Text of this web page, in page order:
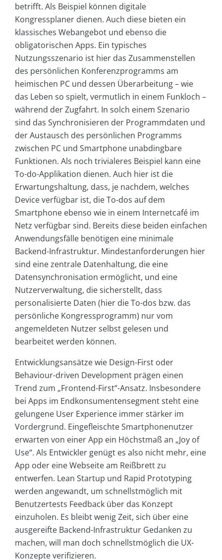
betrifft. Als Beispiel können digitale
Kongressplaner dienen. Auch diese bieten ein
klassisches Webangebot und ebenso die
obligatorischen Apps. Ein typisches
Nutzungsszenario ist hier das Zusammenstellen
des persönlichen Konferenzprogramms am
heimischen PC und dessen Überarbeitung – wie
das Leben so spielt, vermutlich in einem Funkloch –
während der Zugfahrt. In solch einem Szenario
sind das Synchronisieren der Programmdaten und
der Austausch des persönlichen Programms
zwischen PC und Smartphone unabdingbare
Funktionen. Als noch trivialeres Beispiel kann eine
To-do-Applikation dienen. Auch hier ist die
Erwartungshaltung, dass, je nachdem, welches
Device verfügbar ist, die To-dos auf dem
Smartphone ebenso wie in einem Internetcafé im
Netz verfügbar sind. Bereits diese beiden einfachen
Anwendungsfälle benötigen eine minimale
Backend-Infrastruktur. Mindestanforderungen hier
sind eine zentrale Datenhaltung, die eine
Datensynchronisation ermöglicht, und eine
Nutzerverwaltung, die sicherstellt, dass
personalisierte Daten (hier die To-dos bzw. das
persönliche Kongressprogramm) nur vom
angemeldeten Nutzer selbst gelesen und
bearbeitet werden können.
Entwicklungsansätze wie Design-First oder
Behaviour-driven Development prägen einen
Trend zum „Frontend-First“-Ansatz. Insbesondere
bei Apps im Endkonsumentensegment steht eine
gelungene User Experience immer stärker im
Vordergrund. Eingefleischte Smartphonenutzer
erwarten von einer App ein Höchstmaß an „Joy of
Use“. Als Entwickler genügt es also nicht mehr, eine
App oder eine Webseite am Reißbrett zu
entwerfen. Lean Startup und Rapid Prototyping
werden angewandt, um schnellstmöglich mit
Benutzertests Feedback über das Konzept
einzuholen. Es bleibt wenig Zeit, sich über eine
ausgereifte Backend-Infrastruktur Gedanken zu
machen, will man doch schnellstmöglich die UX-
Konzepte verifizieren.